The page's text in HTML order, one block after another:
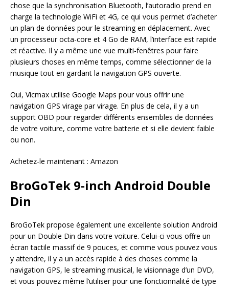
chose que la synchronisation Bluetooth, l’autoradio prend en
charge la technologie WiFi et 4G, ce qui vous permet d’acheter
un plan de données pour le streaming en déplacement. Avec
un processeur octa-core et 4 Go de RAM, l’interface est rapide
et réactive. Il y a même une vue multi-fenêtres pour faire
plusieurs choses en même temps, comme sélectionner de la
musique tout en gardant la navigation GPS ouverte.
Oui, Vicmax utilise Google Maps pour vous offrir une
navigation GPS virage par virage. En plus de cela, il y a un
support OBD pour regarder différents ensembles de données
de votre voiture, comme votre batterie et si elle devient faible
ou non.
Achetez-le maintenant : Amazon
BroGoTek 9-inch Android Double
Din
BroGoTek propose également une excellente solution Android
pour un Double Din dans votre voiture. Celui-ci vous offre un
écran tactile massif de 9 pouces, et comme vous pouvez vous
y attendre, il y a un accès rapide à des choses comme la
navigation GPS, le streaming musical, le visionnage d’un DVD,
et vous pouvez même l’utiliser pour une fonctionnalité de type